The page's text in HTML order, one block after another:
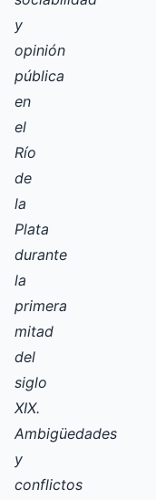
y
opinión
pública
en
el
Río
de
la
Plata
durante
la
primera
mitad
del
siglo
XIX.
Ambigüedades
y
conflictos